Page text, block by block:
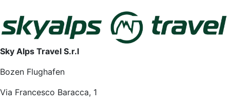
Sky Alps Travel S.r.l
Bozen Flughafen
Via Francesco Baracca, 1